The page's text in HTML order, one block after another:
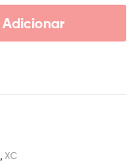
Adicionar
, XC